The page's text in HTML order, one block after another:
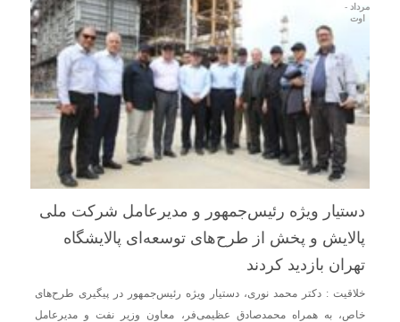
مرداد -
اوت
دستیار ویژه رئیس‌جمهور و مدیرعامل شرکت ملی
پالایش و پخش از طرح‌های توسعه‌ای پالایشگاه
تهران بازدید کردند
خلاقیت : دکتر محمد نوری، دستیار ویژه رئیس‌جمهور در پیگیری طرح‌های
خاص، به همراه محمدصادق عظیمی‌فر، معاون وزیر نفت و مدیرعامل